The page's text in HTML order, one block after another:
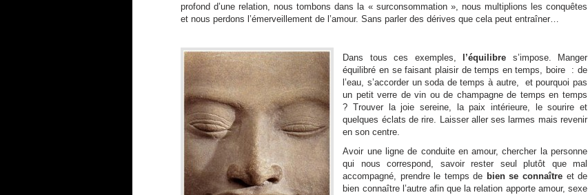
profond d’une relation, nous tombons dans la « surconsommation », nous multiplions les conquêtes
et nous perdons l’émerveillement de l’amour. Sans parler des dérives que cela peut entraîner…
Dans tous ces exemples, l’équilibre s’impose. Manger
équilibré en se faisant plaisir de temps en temps, boire : de
l’eau, s’accorder un soda de temps à autre, et pourquoi pas
un petit verre de vin ou de champagne de temps en temps
? Trouver la joie sereine, la paix intérieure, le sourire et
quelques éclats de rire. Laisser aller ses larmes mais revenir
en son centre.
Avoir une ligne de conduite en amour, chercher la personne
qui nous correspond, savoir rester seul plutôt que mal
accompagné, prendre le temps de bien se connaîtreet de
bien connaître l’autre afin que la relation apporte amour, sexe